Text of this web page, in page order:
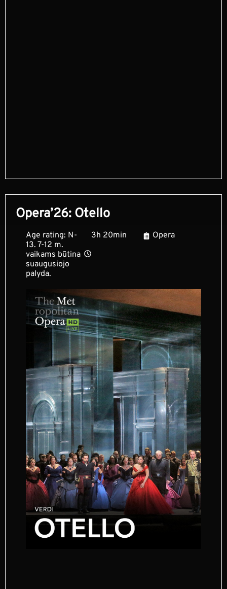
Opera’26: Otello
Age rating: N-
13. 7-12 m.
vaikams būtina
suaugusiojo
palyda.
3h 20min Opera